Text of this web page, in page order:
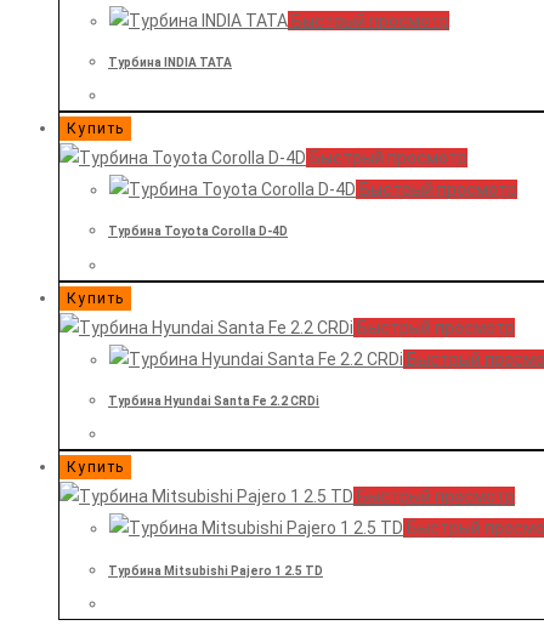
Быстрый просмотр
Турбина INDIA TATA
Купить
Быстрый просмотр
Быстрый просмотр
Турбина Toyota Corolla D-4D
Купить
Быстрый просмотр
Быстрый
Турбина Hyundai Santa Fe 2.2 CRDi
Купить
Быстрый просмотр
Быстрый
Турбина Mitsubishi Pajero 1 2.5 TD